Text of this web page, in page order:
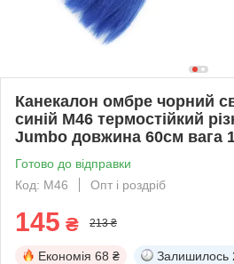
Канекалон омбре чорний
синій М46 термостійкий
Jumbo довжина 60см вага
Готово до відправки
Код: М46
Опт і роздріб
145 ₴ 213 ₴
Економія 68 ₴ Залишилось